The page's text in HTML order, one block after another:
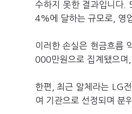
수하지 못한 결과입니다.
4%에 달하는 규모로, 영
이러한 손실은 현금흐름
000만원으로 집계됐으며
한편, 최근 알체라는 LG
여 기관으로 선정되며 분